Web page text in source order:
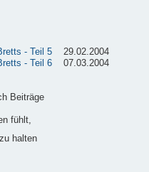
- Teil 5 29.02.2004
- Teil 6 07.03.2004
Beiträge
fühlt,
halten